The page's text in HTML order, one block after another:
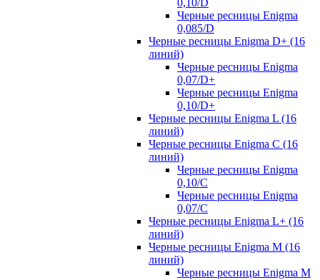
0,10/D
Черные ресницы Enigma
0,085/D
Черные ресницы Enigma D+ (16
линий)
Черные ресницы Enigma
0,07/D+
Черные ресницы Enigma
0,10/D+
Черные ресницы Enigma L (16
линий)
Черные ресницы Enigma C (16
линий)
Черные ресницы Enigma
0,10/C
Черные ресницы Enigma
0,07/С
Черные ресницы Enigma L+ (16
линий)
Черные ресницы Enigma M (16
линий)
Черные ресницы Enigma M